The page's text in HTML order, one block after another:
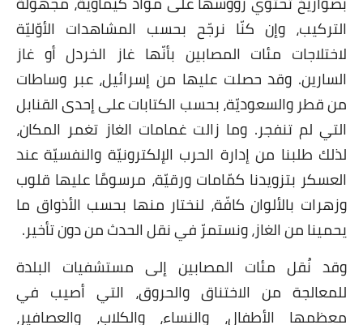
التركيب، وإن كنّا نرجّح بحسب المشاهدات الأوّليّة
لاختلاجات مئات المصابين بأنّها غاز الخردل أو غاز
السارين. وقد حصلت عليها من إسرائيل، عبر وساطات
من قطر والسعوديّة، بحسب الكتابات على إحدى القنابل
التي لم تنفجر. وما زالت غمامات الغاز تغمر المكان،
لذلك طلبنا من إدارة الحرب الإلكترونيّة والنفسيّة عند
العسكر بتزويدنا كمّامات ورقيّة، مرسومًا عليها قلوب
وزهرات بالألوان كافّة، لنختار منها بحسب الأذواق ما
يحمينا من الغاز، ونستمرّ في نقل الحدث من دون تأخير.
وقد نُقل مئات المصابين إلى مستشفيات البلدة
للمعالجة من الاختناق والحروق، التي أصيب في
معظمها الأطفال، والنساء، والكلاب، والعصافير،